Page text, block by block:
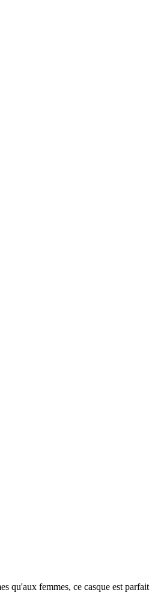
qu'aux femmes, ce casque est parfait